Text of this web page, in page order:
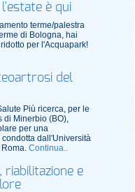
è qui
terme/palestra
di Bologna, hai
per l'Acquapark!
del
Più ricerca, per le
di Minerbio (BO),
per una
dall'Università
Continua..
riabilitazione e